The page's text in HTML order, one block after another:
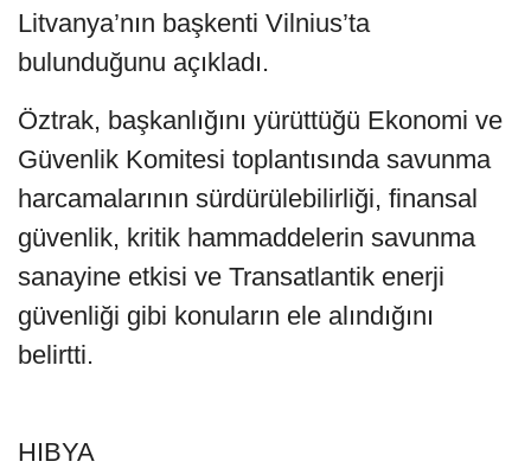
Litvanya’nın başkenti Vilnius’ta
bulunduğunu açıkladı.
Öztrak, başkanlığını yürüttüğü Ekonomi ve
Güvenlik Komitesi toplantısında savunma
harcamalarının sürdürülebilirliği, finansal
güvenlik, kritik hammaddelerin savunma
sanayine etkisi ve Transatlantik enerji
güvenliği gibi konuların ele alındığını
belirtti.
HIBYA